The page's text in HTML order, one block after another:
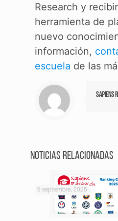
Research y
herramienta de
nuevo
información,
escuela de las
Sapiens
Noticias relacionadas
9 septiembre, 2025